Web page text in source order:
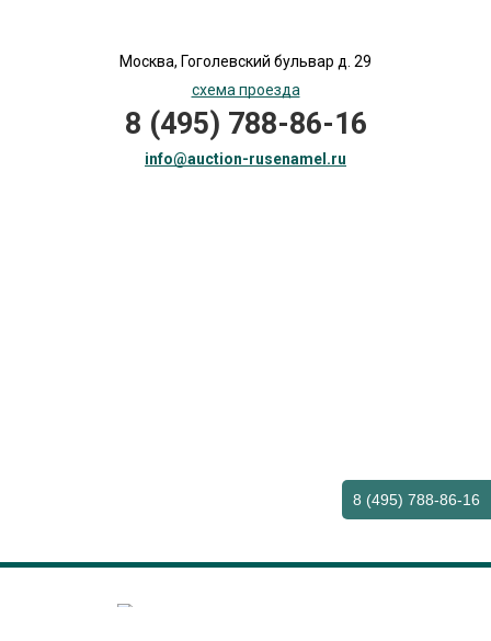
8 (495) 788-86-16
Москва, Гоголевский бульвар д. 29
схема проезда
8 (495) 788-86-16
info@auction-rusenamel.ru